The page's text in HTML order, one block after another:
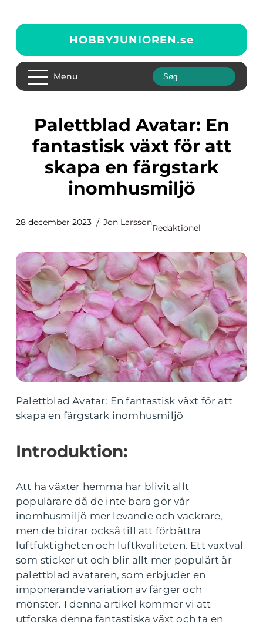
HOBBYJUNIOREN.se
Menu
Palettblad Avatar: En
fantastisk växt för att
skapa en färgstark
inomhusmiljö
28 december 2023 Jon Larsson
Redaktionel
Palettblad Avatar: En fantastisk växt för att
skapa en färgstark inomhusmiljö
Introduktion:
Att ha växter hemma har blivit allt
populärare då de inte bara gör vår
inomhusmiljö mer levande och vackrare,
men de bidrar också till att förbättra
luftfuktigheten och luftkvaliteten. Ett växtval
som sticker ut och blir allt mer populärt är
palettblad avataren, som erbjuder en
imponerande variation av färger och
mönster. I denna artikel kommer vi att
utforska denna fantastiska växt och ta en